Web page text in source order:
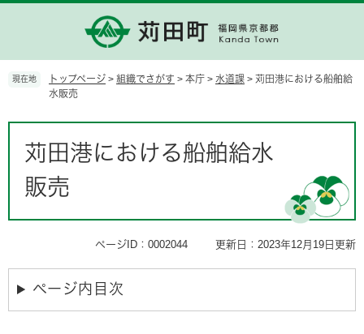
の
す。
ー
し
現在地 トップページ > 組織でさがす > 本庁 > 水道課 > 苅田港における船舶給
水販売
苅田港における船舶給水
販売
ページID：0002044 更新日：2023年12月19日更新
ページ内目次